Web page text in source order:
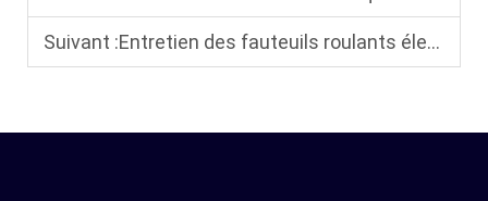
Suivant :Entretien des fauteuils roulants électriques : comment prolonger la durée de vie de la batterie et du fauteuil roulant